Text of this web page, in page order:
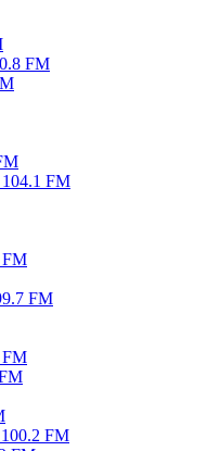
FM
FM
FM
FM
FM